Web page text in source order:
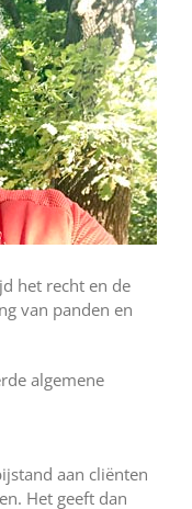
het recht en de
van panden en
algemene
aan cliënten
Het geeft dan